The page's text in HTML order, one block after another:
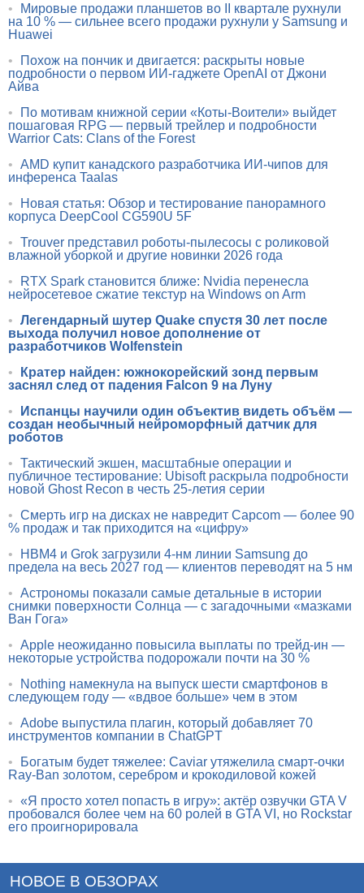
•
Мировые продажи планшетов во II квартале рухнули
на 10 % — сильнее всего продажи рухнули у Samsung и
Huawei
•
Похож на пончик и двигается: раскрыты новые
подробности о первом ИИ-гаджете OpenAI от Джони
Айва
•
По мотивам книжной серии «Коты-Воители» выйдет
пошаговая RPG — первый трейлер и подробности
Warrior Cats: Clans of the Forest
• AMD купит канадского разработчика ИИ-чипов для
инференса Taalas
•
Новая статья: Обзор и тестирование панорамного
корпуса DeepCool CG590U 5F
• Trouver представил роботы-пылесосы с роликовой
влажной уборкой и другие новинки 2026 года
•
RTX Spark становится ближе: Nvidia перенесла
нейросетевое сжатие текстур на Windows on Arm
• Легендарный шутер Quake спустя 30 лет после
выхода получил новое дополнение от
разработчиков Wolfenstein
•
Кратер найден: южнокорейский зонд первым
заснял след от падения Falcon 9 на Луну
•
Испанцы научили один объектив видеть объём —
создан необычный нейроморфный датчик для
роботов
• Тактический экшен, масштабные операции и
публичное тестирование: Ubisoft раскрыла подробности
новой Ghost Recon в честь 25-летия серии
• Смерть игр на дисках не навредит Capcom — более 90
% продаж и так приходится на «цифру»
•
HBM4 и Grok загрузили 4-нм линии Samsung до
предела на весь 2027 год — клиентов переводят на 5 нм
• Астрономы показали самые детальные в истории
снимки поверхности Солнца — с загадочными «мазками
Ван Гога»
• Apple неожиданно повысила выплаты по трейд-ин —
некоторые устройства подорожали почти на 30 %
•
Nothing намекнула на выпуск шести смартфонов в
следующем году — «вдвое больше» чем в этом
• Adobe выпустила плагин, который добавляет 70
инструментов компании в ChatGPT
•
Богатым будет тяжелее: Caviar утяжелила смарт-очки
Ray-Ban золотом, серебром и крокодиловой кожей
• «Я просто хотел попасть в игру»: актёр озвучки GTA V
пробовался более чем на 60 ролей в GTA VI, но Rockstar
его проигнорировала
НОВОЕ В ОБЗОРАХ